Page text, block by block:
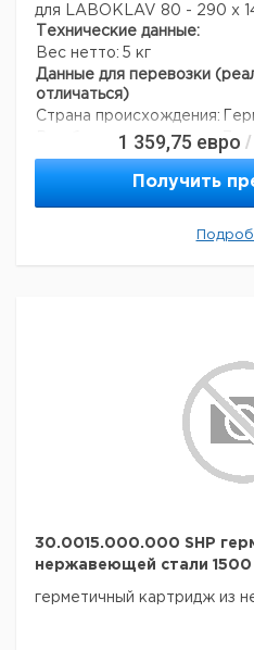
для LABOKLAV 80 - 290 x
Технические данные:
Вес нетто: 5 кг
Данные для перевозки
отличаться)
Страна происхождения:
Вес брутто:
7 кг
1 359,75 евро /
Получить
30.0015.000.000 SHP
нержавеющей стали 1500
герметичный картридж из